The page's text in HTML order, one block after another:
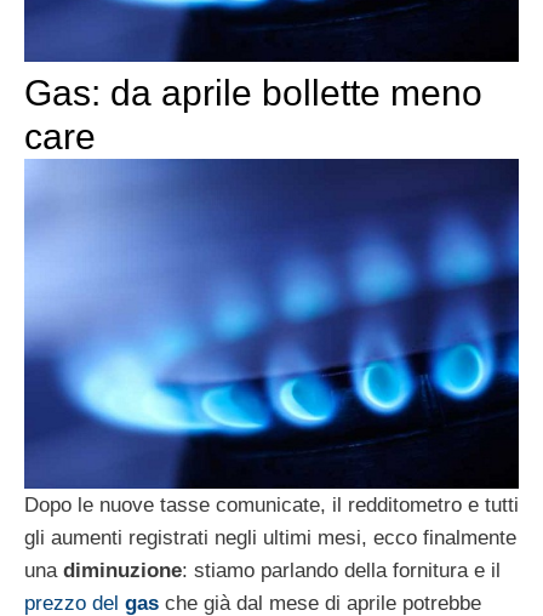
Gas: da aprile bollette meno
care
Dopo le nuove tasse comunicate, il redditometro e tutti
gli aumenti registrati negli ultimi mesi, ecco finalmente
una diminuzione: stiamo parlando della fornitura e il
prezzo del gas che già dal mese di aprile potrebbe